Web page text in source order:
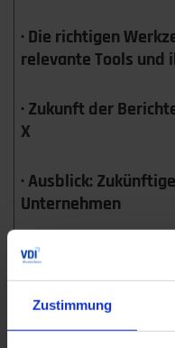
Zustimmung
· Die richtigen
relevante Tools und
· Zukunft der
X
· Ausblick:
Unternehmen